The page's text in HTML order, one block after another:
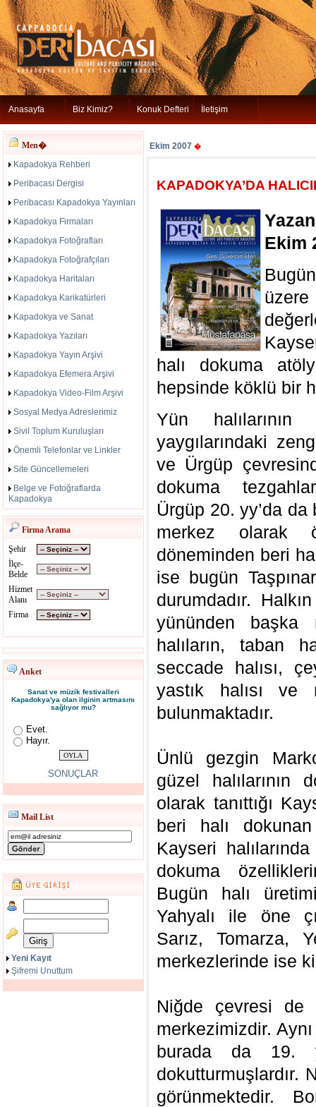
Anasayfa Biz Kimiz? Konuk Defteri İletişim
Men�
Kapadokya Rehberi
Peribacası Dergisi
Peribacası Kapadokya Yayınları
Kapadokya Firmaları
Kapadokya Fotoğrafları
Kapadokya Fotoğrafçıları
Kapadokya Haritaları
Kapadokya Karikatürleri
Kapadokya ve Sanat
Kapadokya Yazıları
Kapadokya Yayın Arşivi
Kapadokya Efemera Arşivi
Kapadokya Video-Film Arşivi
Sosyal Medya Adreslerimiz
Sivil Toplum Kuruluşları
Önemli Telefonlar ve Linkler
Site Güncellemeleri
Belge ve Fotoğraflarda
Kapadokya
Firma Arama
Şehir
İlçe-
Belde
Hizmet
Alanı
Firma
Anket
Sanat ve müzik festivalleri
Kapadokya'ya olan ilginin artmasını
sağlıyor mu?
Evet.
Hayır.
SONUÇLAR
Mail List
Yeni Kayıt
Şifremi Unuttum
Ekim 2007 �
KAPADOKYA’DA
Ekim
halı dokuma
hepsinde köklü bir
Yün
yaygılarındaki
ve Ürgüp
dokuma
Ürgüp 20. yy’da da
merkez olarak
döneminden beri
ise bugün
durumdadır.
yününden başka
halıların, taban
seccade halısı,
yastık halısı ve
bulunmaktadır.
Ünlü gezgin
güzel halılarının
olarak tanıttığı
beri halı
Kayseri
dokuma
Bugün halı
Yahyalı ile öne
Sarız, Tomarza,
merkezlerinde ise
Niğde çevresi de
merkezimizdir.
burada da 19.
dokutturmuşlardır.
görünmektedir.